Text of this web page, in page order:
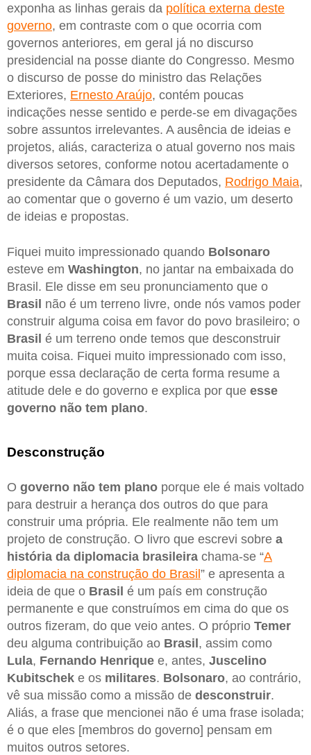
exponha as linhas gerais da política externa deste
governo, em contraste com o que ocorria com
governos anteriores, em geral já no discurso
presidencial na posse diante do Congresso. Mesmo
o discurso de posse do ministro das Relações
Exteriores, Ernesto Araújo, contém poucas
indicações nesse sentido e perde-se em divagações
sobre assuntos irrelevantes. A ausência de ideias e
projetos, aliás, caracteriza o atual governo nos mais
diversos setores, conforme notou acertadamente o
presidente da Câmara dos Deputados, Rodrigo Maia,
ao comentar que o governo é um vazio, um deserto
de ideias e propostas.
Fiquei muito impressionado quando Bolsonaro
esteve em Washington, no jantar na embaixada do
Brasil. Ele disse em seu pronunciamento que o
Brasil não é um terreno livre, onde nós vamos poder
construir alguma coisa em favor do povo brasileiro; o
Brasil é um terreno onde temos que desconstruir
muita coisa. Fiquei muito impressionado com isso,
porque essa declaração de certa forma resume a
atitude dele e do governo e explica por que esse
governo não tem plano.
Desconstrução
O governo não tem plano porque ele é mais voltado
para destruir a herança dos outros do que para
construir uma própria. Ele realmente não tem um
projeto de construção. O livro que escrevi sobre a
história da diplomacia brasileira chama-se “A
diplomacia na construção do Brasil” e apresenta a
ideia de que o Brasil é um país em construção
permanente e que construímos em cima do que os
outros fizeram, do que veio antes. O próprio Temer
deu alguma contribuição ao Brasil, assim como
Lula, Fernando Henrique e, antes, Juscelino
Kubitschek e os militares. Bolsonaro, ao contrário,
vê sua missão como a missão de desconstruir.
Aliás, a frase que mencionei não é uma frase isolada;
é o que eles [membros do governo] pensam em
muitos outros setores.